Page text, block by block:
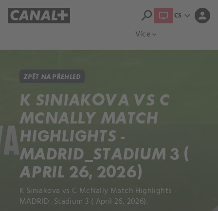
Více expand_more
search CS expand_more person
ZPĚT NA PŘEHLED
K SINIAKOVA VS C
MCNALLY MATCH
HIGHLIGHTS -
MADRID_STADIUM 3 (
APRIL 26, 2026)
K Siniakova vs C McNally Match Highlights -
MADRID_Stadium 3 ( April 26, 2026).